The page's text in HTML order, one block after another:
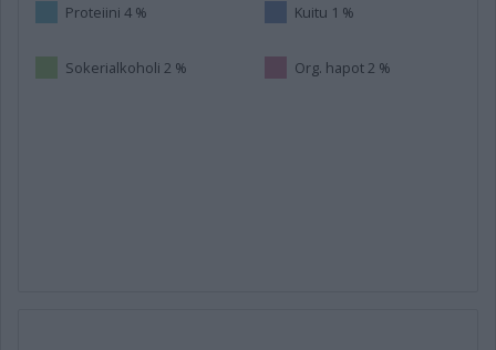
Proteiini 4 % Kuitu 1 %
Sokerialkoholi 2 % Org. hapot 2 %